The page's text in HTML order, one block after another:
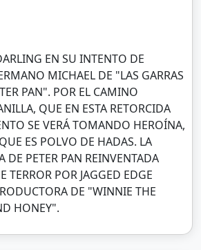
EN SU INTENTO DE
MICHAEL DE "LAS GARRAS
PAN". POR EL CAMINO
QUE EN ESTA RETORCIDA
SE VERÁ TOMANDO HEROÍNA,
ES POLVO DE HADAS. LA
DE PETER PAN REINVENTADA
TERROR POR JAGGED EDGE
DE "WINNIE THE
HONEY".